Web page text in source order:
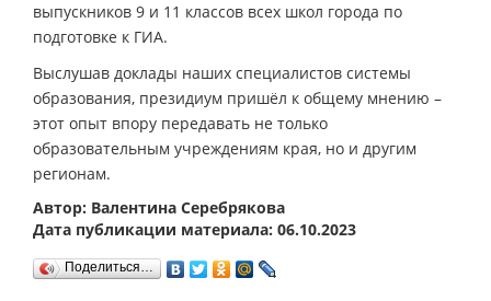
выпускников 9 и 11 классов всех школ города по
подготовке к ГИА.
Выслушав доклады наших специалистов системы
образования, президиум пришёл к общему мнению –
этот опыт впору передавать не только
образовательным учреждениям края, но и другим
регионам.
Автор: Валентина Серебрякова
Дата публикации материала: 06.10.2023
Поделиться…